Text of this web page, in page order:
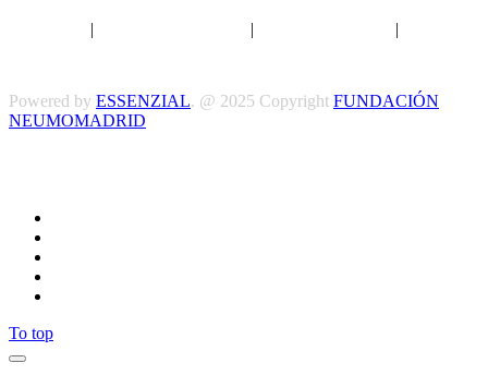
Powered by ESSENZIAL. @ 2025 Copyright FUNDACIÓN
NEUMOMADRID
To top